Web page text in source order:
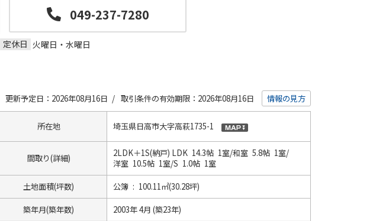
049-237-7280
定休日 火曜日・水曜日
更新予定日：2026年08月16日 / 取引条件の有効期限：2026年08月16日 情報の見方
所在地 埼玉県日高市大字高萩1735-1
間取り(詳細) 2LDK＋1S(納戸) LDK 14.3帖 1室/和室 5.8帖 1室/
洋室 10.5帖 1室/S 1.0帖 1室
土地面積(坪数) 公簿 : 100.11㎡(30.28坪)
築年月(築年数) 2003年 4月 (築23年)